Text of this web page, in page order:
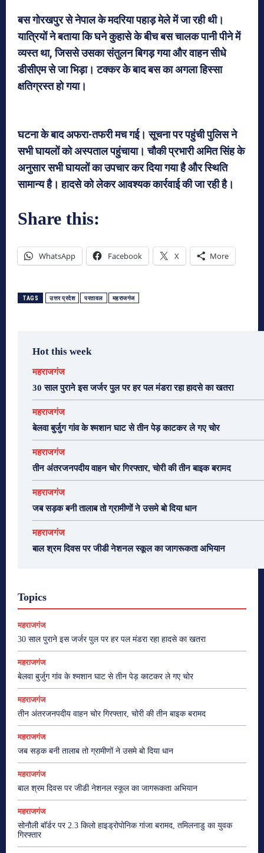
बस गोरखपुर से नेपाल के मदरिया पहाड़ मेले में जा रही थी।
यात्रियों ने बताया कि घने कुहासे के बीच बस चालक पानी पीने में
व्यस्त था, जिससे उसका संतुलन बिगड़ गया और वाहन सीधे
डीसीएम से जा भिड़ा। टक्कर के बाद बस का अगला हिस्सा
क्षतिग्रस्त हो गया।
घटना के बाद अफरा-तफरी मच गई। सूचना पर पहुंची पुलिस ने
सभी घायलों को अस्पताल पहुंचाया। चौकी प्रभारी अमित सिंह के
अनुसार सभी घायलों का उपचार कर दिया गया है और स्थिति
सामान्य है। हादसे को लेकर आवश्यक कार्रवाई की जा रही है।
Share this:
WhatsApp Facebook X More
TAGS उत्तर प्रदेश परतावल महराजगंज
Hot this week
महराजगंज
30 साल पुराने इस जर्जर पुल पर हर पल मंडरा रहा हादसे का खतरा
महराजगंज
बेलवा बुर्जुग गांव के श्मशान घाट से तीन पेड़ काटकर ले गए चोर
महराजगंज
तीन अंतरजनपदीय वाहन चोर गिरफ्तार, चोरी की तीन बाइक बरामद
महराजगंज
जब सड़क बनी तालाब तो ग्रामीणों ने उसमे बो दिया धान
महराजगंज
बाल श्रम दिवस पर जीडी नेशनल स्कूल का जागरूकता अभियान
Topics
महराजगंज
30 साल पुराने इस जर्जर पुल पर हर पल मंडरा रहा हादसे का खतरा
महराजगंज
बेलवा बुर्जुग गांव के श्मशान घाट से तीन पेड़ काटकर ले गए चोर
महराजगंज
तीन अंतरजनपदीय वाहन चोर गिरफ्तार, चोरी की तीन बाइक बरामद
महराजगंज
जब सड़क बनी तालाब तो ग्रामीणों ने उसमे बो दिया धान
महराजगंज
बाल श्रम दिवस पर जीडी नेशनल स्कूल का जागरूकता अभियान
महराजगंज
सोनौली बॉर्डर पर 2.3 किलो हाइड्रोपोनिक गांजा बरामद, तमिलनाडु का युवक
गिरफ्तार